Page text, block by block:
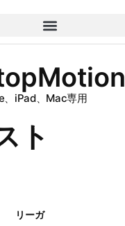
、iPad、Mac専用
ト
リーガ